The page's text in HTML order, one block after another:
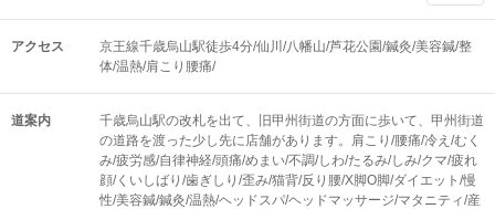
アクセス
京王線千歳烏山駅徒歩4分/仙川/八幡山/芦花公園/鍼灸/美容鍼/整
体/温熱/肩こり腰痛/
道案内
千歳烏山駅の改札を出て、旧甲州街道の方面に歩いて、甲州街道
の道路を渡った少し先に店舗があります。肩こり/腰痛/冷え/むく
み/疲労感/自律神経/頭痛/めまい/不調/しわ/たるみ/しみ/クマ/疲れ
顔/くいしばり/歯ぎしり/歪み/猫背/反り腰/X脚O脚/ダイエット/慢
性/美容鍼/鍼灸/温熱/ヘッドスパ/ヘッドマッサージ/マタニティ/産